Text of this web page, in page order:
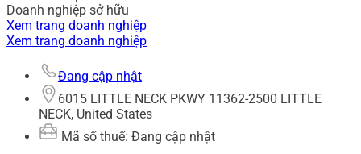
Doanh nghiệp sở hữu
Xem trang doanh nghiệp
Xem trang doanh nghiệp
Đang cập nhật
6015 LITTLE NECK PKWY 11362-2500 LITTLE
NECK, United States
Mã số thuế: Đang cập nhật